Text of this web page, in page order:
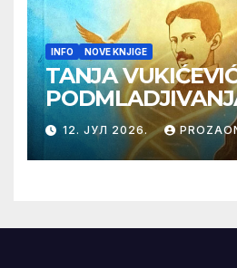
INFO NOVE KNJIGE
TANJA
TELA SA TESLOM
12. ЈУЛ 2026.